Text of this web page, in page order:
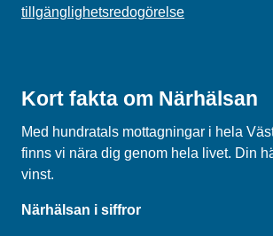
tillgänglighetsredogörelse
Kort fakta om Närhälsan
Med hundratals mottagningar i hela
finns vi nära dig genom hela livet. Din
vinst.
Närhälsan i siffror